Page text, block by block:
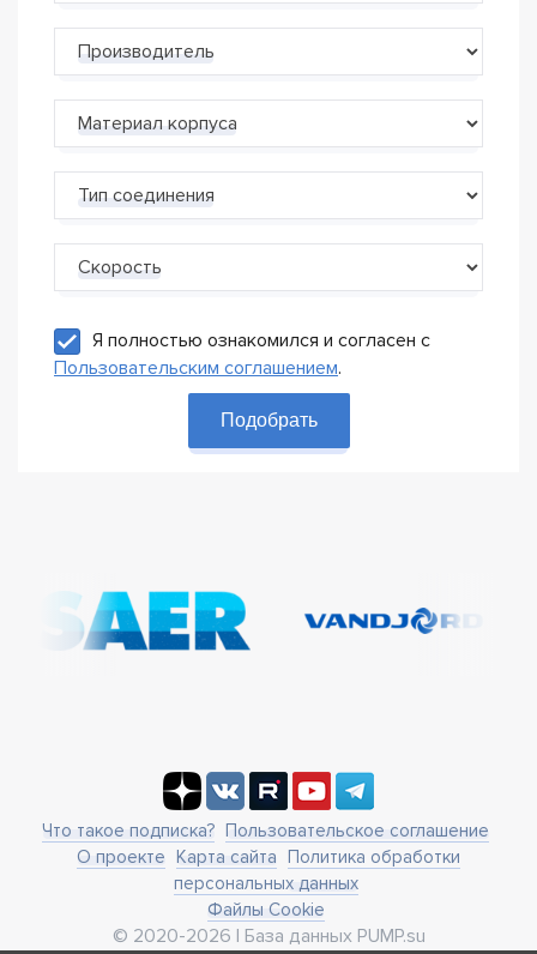
Производитель
Материал корпуса
Тип соединения
Скорость
Я полностью ознакомился и согласен с
Пользовательским соглашением.
Подобрать
Что такое подписка? Пользовательское соглашение
О проекте Карта сайта Политика обработки
персональных данных
Файлы Cookie
© 2020-2026 | База данных PUMP.su